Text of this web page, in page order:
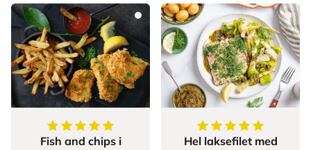
5av5stjerner
Fish and chips i
5av5stjerner
Hel laksefilet med